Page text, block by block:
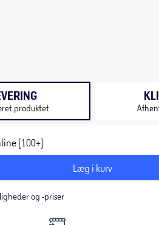
produktet
(100+)
Læg i kurv
og -priser